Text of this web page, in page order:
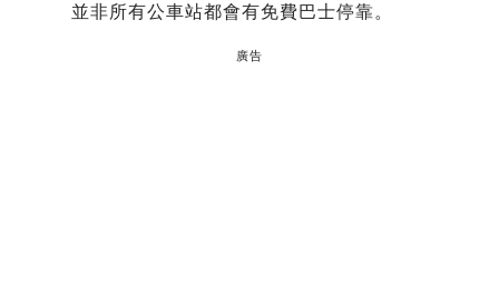
並非所有公車站都會有免費巴士停靠。
廣告